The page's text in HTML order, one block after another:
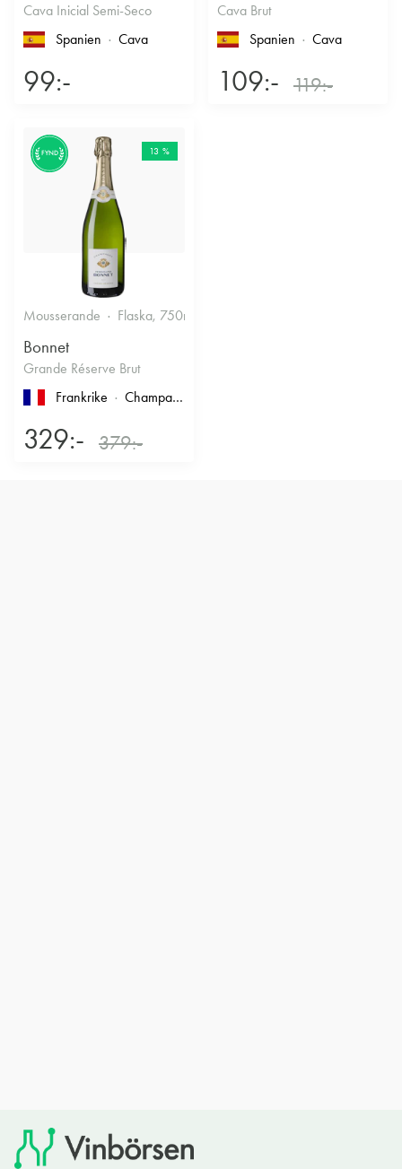
Cava Inicial Semi-Seco
Spanien
Cava
99:-
Cava Brut
Spanien
Cava
109:- 119:-
FYND 13 %
Mousserande Flaska, 750ml
Bonnet
Grande Réserve Brut
Frankrike
Champagne
329:- 379:-